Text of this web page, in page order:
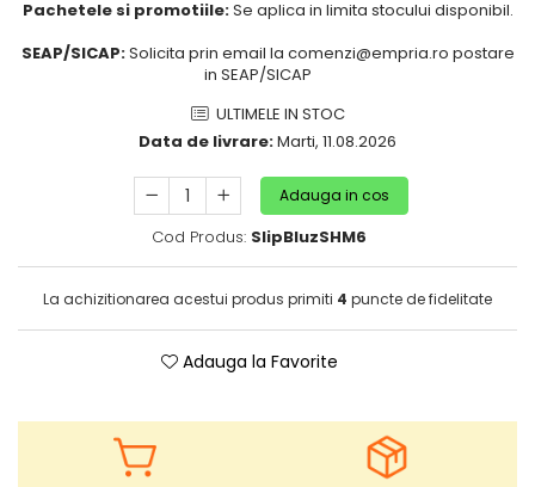
Somnul bebelusului
Tarcuri copii / bebelusi
Igiena si ingrijire bebelusi
Accesorii bebelusi / nou-nascuti
Jucarii dentitie
Jocuri educative
Pachetele si promotiile:Se aplica in limita stocului disponibil.
SEAP/SICAP:Solicita prin email la comenzi@empria.ro postare
in SEAP/SICAP
ULTIMELE IN STOC
Data de livrare:Marti, 11.08.2026
Adauga in cos
Cod Produs: SlipBluzSHM6
La achizitionarea acestui produs primiti 4 puncte de fidelitate
Adauga la Favorite